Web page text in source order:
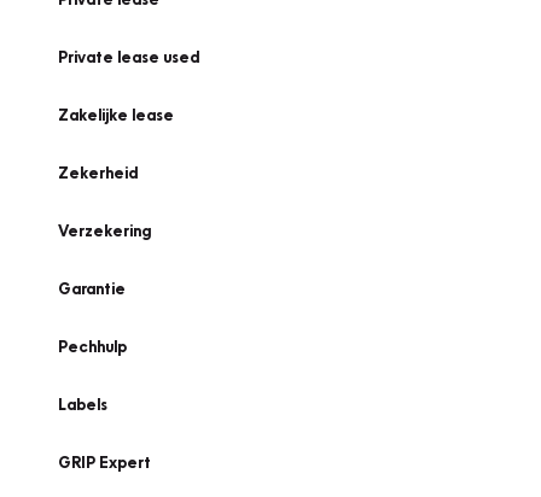
Private lease used
Zakelijke lease
Zekerheid
Verzekering
Garantie
Pechhulp
Labels
GRIP Expert